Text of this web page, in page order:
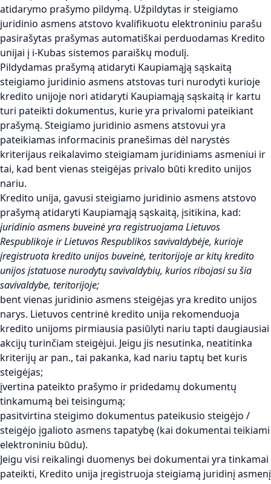
atidarymo prašymo pildymą. Užpildytas ir steigiamo
juridinio asmens atstovo kvalifikuotu elektroniniu parašu
pasirašytas prašymas automatiškai perduodamas Kredito
unijai į i-Kubas sistemos paraiškų modulį.
Pildydamas prašymą atidaryti Kaupiamąją sąskaitą
steigiamo juridinio asmens atstovas turi nurodyti kurioje
kredito unijoje nori atidaryti Kaupiamąją sąskaitą ir kartu
turi pateikti dokumentus, kurie yra privalomi pateikiant
prašymą. Steigiamo juridinio asmens atstovui yra
pateikiamas informacinis pranešimas dėl narystės
kriterijaus reikalavimo steigiamam juridiniams asmeniui ir
tai, kad bent vienas steigėjas privalo būti kredito unijos
nariu.
Kredito unija, gavusi steigiamo juridinio asmens atstovo
prašymą atidaryti Kaupiamąją sąskaitą, įsitikina, kad:
juridinio asmens buveinė yra registruojama Lietuvos
Respublikoje ir Lietuvos Respublikos savivaldybėje, kurioje
įregistruota kredito unijos buveinė, teritorijoje ar kitų kredito
unijos įstatuose nurodytų savivaldybių, kurios ribojasi su šia
savivaldybe, teritorijoje;
bent vienas juridinio asmens steigėjas yra kredito unijos
narys. Lietuvos centrinė kredito unija rekomenduoja
kredito unijoms pirmiausia pasiūlyti nariu tapti daugiausiai
akcijų turinčiam steigėjui. Jeigu jis nesutinka, neatitinka
kriterijų ar pan., tai pakanka, kad nariu taptų bet kuris
steigėjas;
įvertina pateikto prašymo ir pridedamų dokumentų
tinkamumą bei teisingumą;
pasitvirtina steigimo dokumentus pateikusio steigėjo /
steigėjo įgalioto asmens tapatybę (kai dokumentai teikiami
elektroniniu būdu).
Jeigu visi reikalingi duomenys bei dokumentai yra tinkamai
pateikti, Kredito unija įregistruoja steigiamą juridinį asmenį